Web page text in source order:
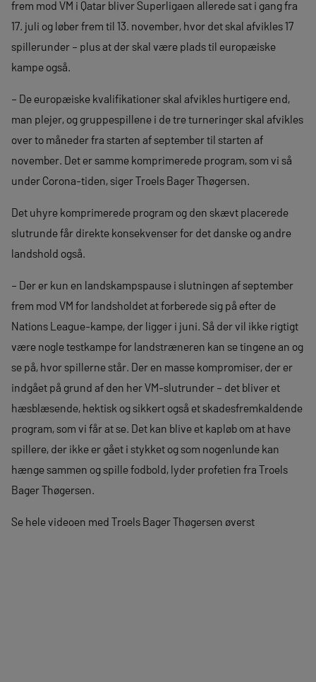
frem mod VM i Qatar bliver Superligaen allerede sat i gang fra
17. juli og løber frem til 13. november, hvor det skal afvikles 17
spillerunder – plus at der skal være plads til europæiske
kampe også.
– De europæiske kvalifikationer skal afvikles hurtigere end,
man plejer, og gruppespillene i de tre turneringer skal afvikles
over to måneder fra starten af september til starten af
november. Det er samme komprimerede program, som vi så
under Corona-tiden, siger Troels Bager Thøgersen.
Det uhyre komprimerede program og den skævt placerede
slutrunde får direkte konsekvenser for det danske og andre
landshold også.
– Der er kun en landskampspause i slutningen af september
frem mod VM for landsholdet at forberede sig på efter de
Nations League-kampe, der ligger i juni. Så der vil ikke rigtigt
være nogle testkampe for landstræneren kan se tingene an og
se på, hvor spillerne står. Der en masse kompromiser, der er
indgået på grund af den her VM-slutrunder – det bliver et
hæsblæsende, hektisk og sikkert også et skadesfremkaldende
program, som vi får at se. Det kan blive et kapløb om at have
spillere, der ikke er gået i stykket og som nogenlunde kan
hænge sammen og spille fodbold, lyder profetien fra Troels
Bager Thøgersen.
Se hele videoen med Troels Bager Thøgersen øverst